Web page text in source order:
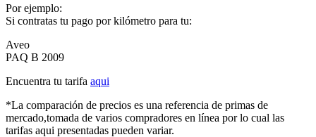
Por ejemplo:
Si contratas tu pago por kilómetro para tu:
Aveo
PAQ B 2009
Encuentra tu tarifa aqui
*La comparación de precios es una referencia de primas de
mercado,tomada de varios compradores en línea por lo cual las
tarifas aqui presentadas pueden variar.